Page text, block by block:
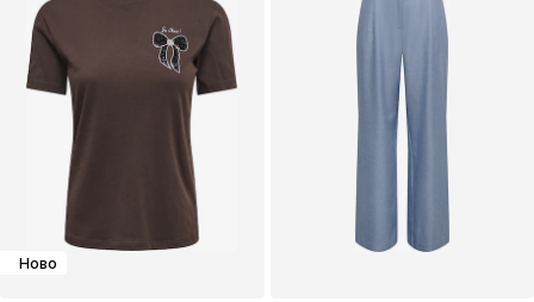
Ново